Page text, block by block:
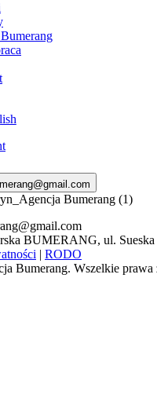
Bumerang (1)
BUMERANG, ul. Sueska
| RODO
Bumerang. Wszelkie prawa